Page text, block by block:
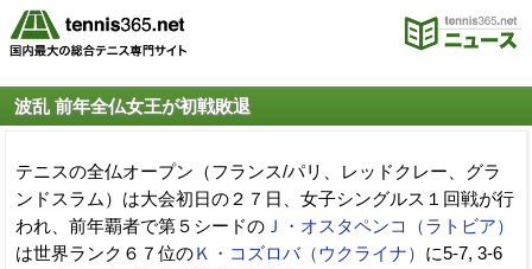
波乱 前年全仏女王が初戦敗退
テニスの全仏オープン（フランス/パリ、レッドクレー、グラ
ンドスラム）は大会初日の２７日、女子シングルス１回戦が行
われ、前年覇者で第５シードの Ｊ・オスタペンコ（ラトビア）
は世界ランク６７位のＫ・コズロバ（ウクライナ） に5-7, 3-6